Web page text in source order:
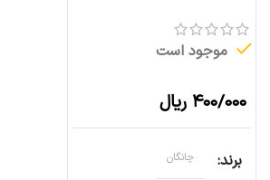
موجود است
۴۰۰/۰۰۰ ریال
برند چانگان